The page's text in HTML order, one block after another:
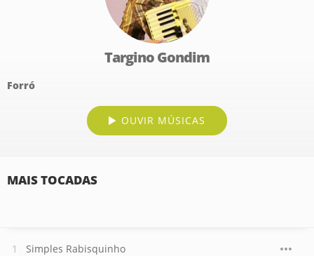
Targino Gondim
Forró
OUVIR MÚSICAS
MAIS TOCADAS
Simples Rabisquinho